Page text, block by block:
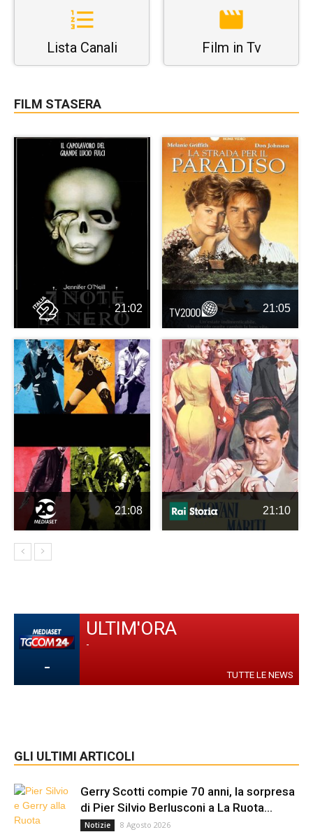
Lista Canali Film in Tv
FILM STASERA
21:02 21:05
21:08 21:10
-
ULTIM'ORA
-
TUTTE LE NEWS
GLI ULTIMI ARTICOLI
Gerry Scotti compie 70 anni, la sorpresa
di Pier Silvio Berlusconi a La Ruota...
Notizie 8 Agosto 2026